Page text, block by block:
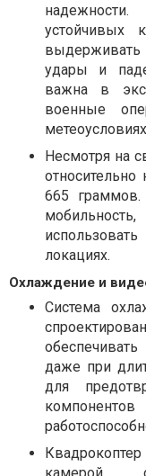
устойчивых
выдерживать
удары и
важна в
военные
Несмотря на
665 граммов.
локациях.
Охлаждение и
Система
даже при
для